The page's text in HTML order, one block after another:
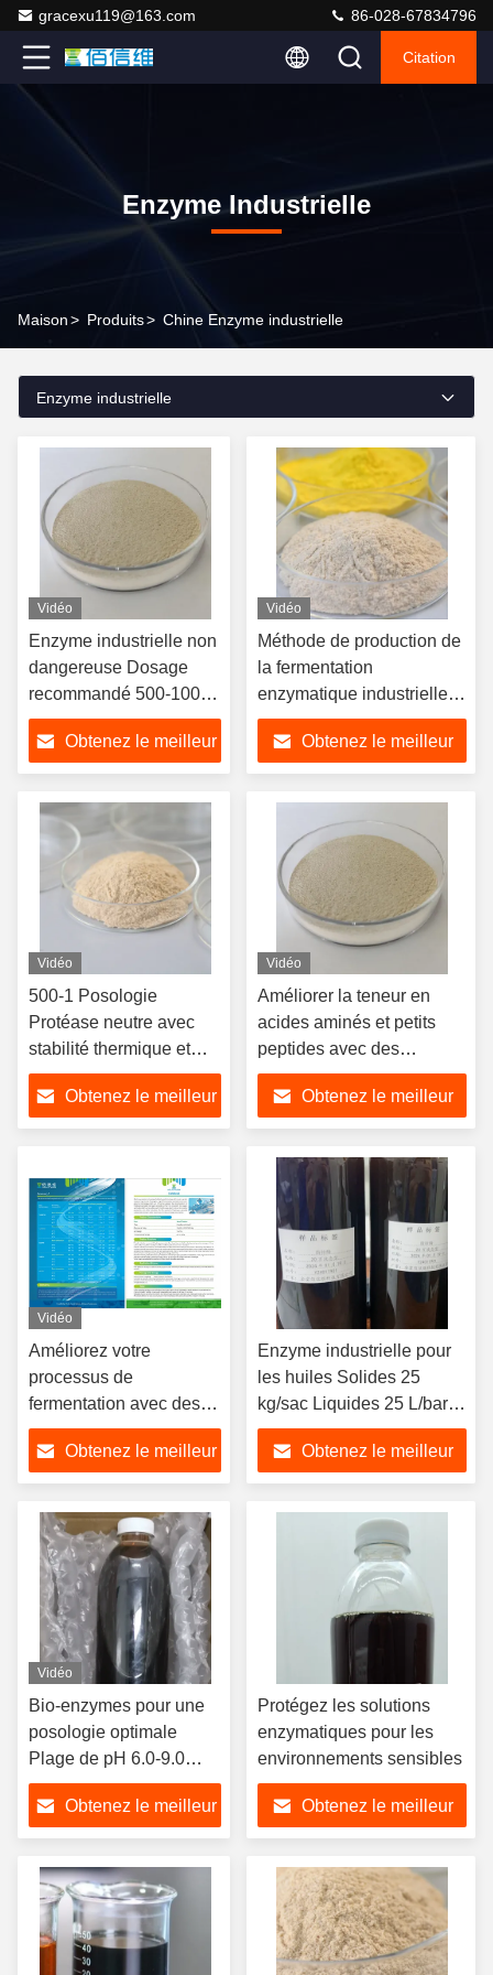
gracexu119@163.com 86-028-67834796
Citation
Enzyme Industrielle
Maison> Produits> Chine Enzyme industrielle
Enzyme industrielle
Vidéo
Enzyme industrielle non
dangereuse Dosage
recommandé 500-1000
Activité enzymatique
1000-2000
Obtenez le meilleur
Vidéo
Méthode de production de
la fermentation
enzymatique industrielle
en poudre / liquide
Obtenez le meilleur
Vidéo
500-1 Posologie
Protéase neutre avec
stabilité thermique et
posologie
recommandée
Obtenez le meilleur
Vidéo
Améliorer la teneur en
acides aminés et petits
peptides avec des
enzymes dans la plage de
température 25C-65C
Obtenez le meilleur
Vidéo
Améliorez votre
processus de
fermentation avec des
enzymes spécifiques à
l'industrie issues de
micro-organismes
Obtenez le meilleur
Enzyme industrielle pour
les huiles Solides 25
kg/sac Liquides 25 L/baril
PH 6.0-9.0 Amélioration
de l'efficacité et de la
production pétrolière
Obtenez le meilleur
Vidéo
Bio-enzymes pour une
posologie optimale
Plage de pH 6.0-9.0
Selon les différents
processus et exigences
Obtenez le meilleur
Protégez les solutions
enzymatiques pour les
environnements sensibles
Obtenez le meilleur